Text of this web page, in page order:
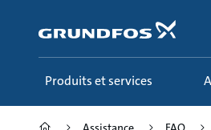
principal
Produits et services